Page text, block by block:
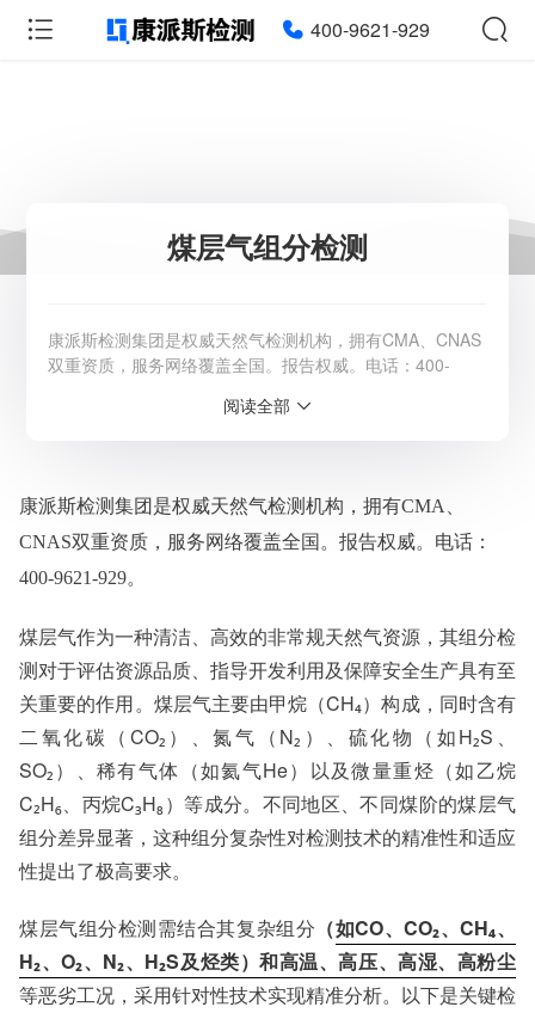
400-9621-929
煤层气组分检测
康派斯检测集团是权威天然气检测机构，拥有CMA、CNAS
双重资质，服务网络覆盖全国。报告权威。电话：400-
相关资质：可提供CMA、CNAS检测报告
服务模式：快递寄样、现场取样、人工送样
服务对象：企事业单位、高等院校、科研院所
服务方向：采购销售、竞标投标、生产研发、科研数据、诊
断优化、司法服务
外标准、非标定制
阅读全部
康派斯检测集团是权威天然气检测机构，拥有CMA、
CNAS双重资质，服务网络覆盖全国。报告权威。电话：
400-9621-929。
煤层气作为一种清洁、高效的非常规天然气资源，其组分检
测对于评估资源品质、指导开发利用及保障安全生产具有至
关重要的作用。煤层气主要由甲烷（CH₄）构成，同时含有
二氧化碳（CO₂）、氮气（N₂）、硫化物（如H₂S、
SO₂）、稀有气体（如氦气He）以及微量重烃（如乙烷
C₂H₆、丙烷C₃H₈）等成分。不同地区、不同煤阶的煤层气
组分差异显著，这种组分复杂性对检测技术的精准性和适应
性提出了极高要求。
煤层气组分检测需结合其复杂组分 （如CO、CO₂、CH₄、
H₂、O₂、N₂、H₂S及烃类）和高温、高压、高湿、高粉尘
等恶劣工况，采用针对性技术实现精准分析。以下是关键检